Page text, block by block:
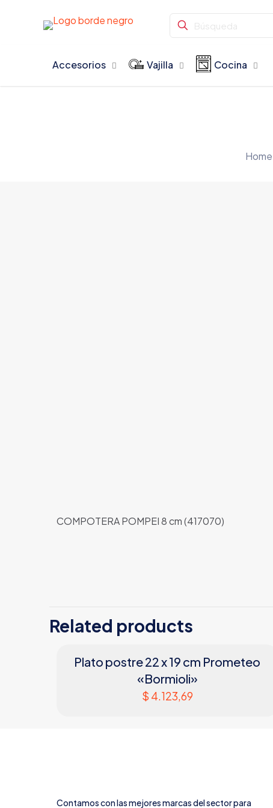
Accesorios Vajilla Cocina
Home
COMPOTERA POMPEI 8 cm (417070)
Related products
Plato postre 22 x 19 cm Prometeo
«Bormioli»
$ 4.123,69
Contamos con las mejores marcas del sector para